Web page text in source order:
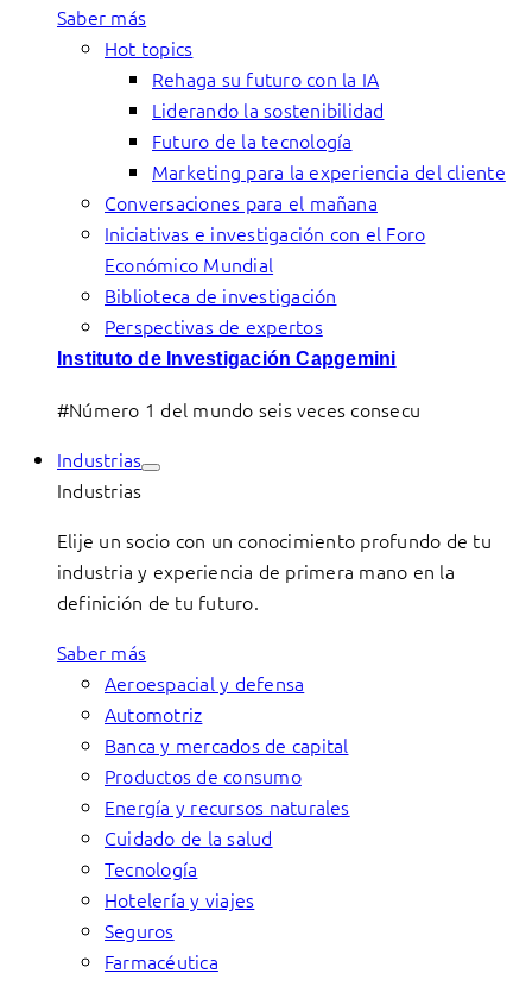
Saber más
Hot topics
Rehaga su futuro con la IA
Liderando la sostenibilidad
Futuro de la tecnología
Marketing para la experiencia del cliente
Conversaciones para el mañana
Iniciativas e investigación con el Foro
Económico Mundial
Biblioteca de investigación
Perspectivas de expertos
Instituto de Investigación Capgemini
#Número 1 del mundo seis veces consecu
Industrias
Industrias
Elije un socio con un conocimiento profundo de tu
industria y experiencia de primera mano en la
definición de tu futuro.
Saber más
Aeroespacial y defensa
Automotriz
Banca y mercados de capital
Productos de consumo
Energía y recursos naturales
Cuidado de la salud
Tecnología
Hotelería y viajes
Seguros
Farmacéutica